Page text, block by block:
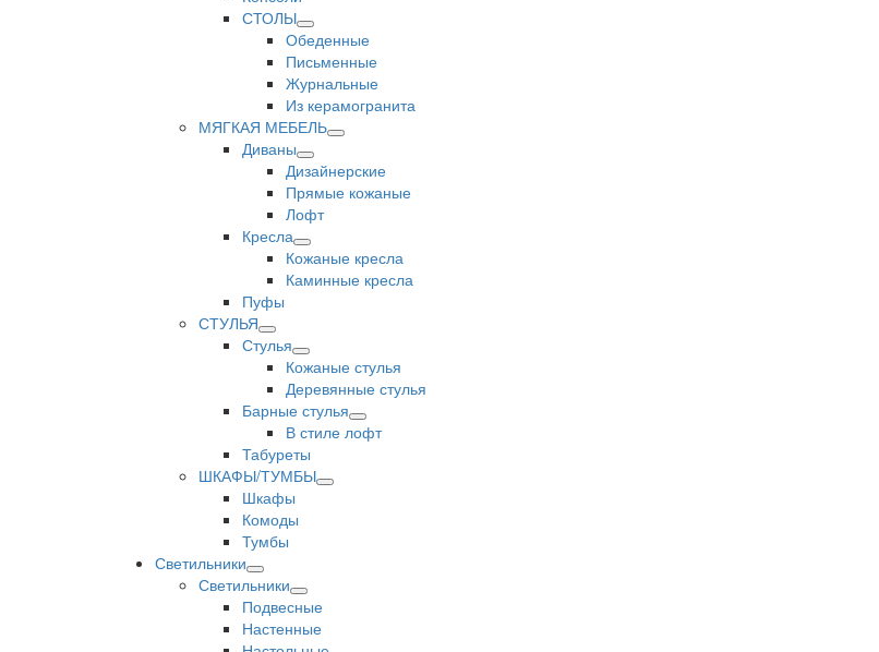
СТОЛЫ
Обеденные
Письменные
Журнальные
Из керамогранита
МЯГКАЯ МЕБЕЛЬ
Диваны
Дизайнерские
Прямые кожаные
Лофт
Кресла
Кожаные кресла
Каминные кресла
Пуфы
СТУЛЬЯ
Стулья
Кожаные стулья
Деревянные стулья
Барные стулья
В стиле лофт
Табуреты
ШКАФЫ/ТУМБЫ
Шкафы
Комоды
Тумбы
Светильники
Светильники
Подвесные
Настенные